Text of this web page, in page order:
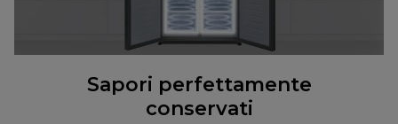
Sapori perfettamente
conservati